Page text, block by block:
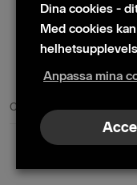
©
Cookie policy|Kontakta
Nordnet AB (publ) | Box
Dina cookies -
Med cookies
Anpassa mina